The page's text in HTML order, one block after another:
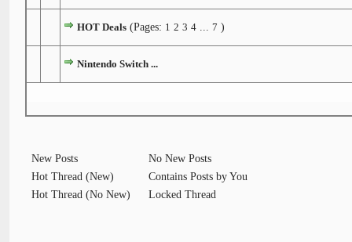
HOT Deals (Pages: 1 2 3 4 ...7 )
Nintendo Switch ...
New Posts
Hot Thread (New)
Hot Thread (No New)
No New Posts
Contains Posts by You
Locked Thread